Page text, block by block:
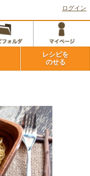
ログイン
レシピを
のせる